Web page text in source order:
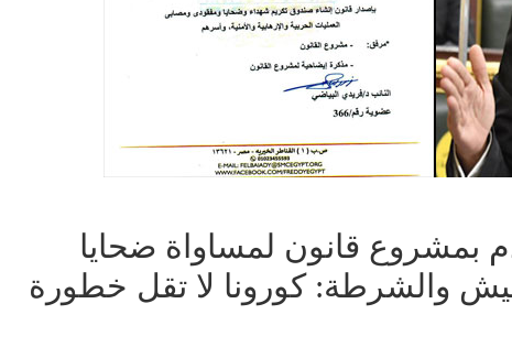
بمشروع قانون لمساواة ضحايا
والشرطة: كورونا لا تقل خطورة